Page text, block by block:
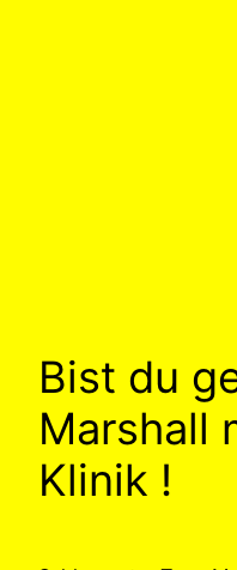
Bist du
Marshall
Klinik !